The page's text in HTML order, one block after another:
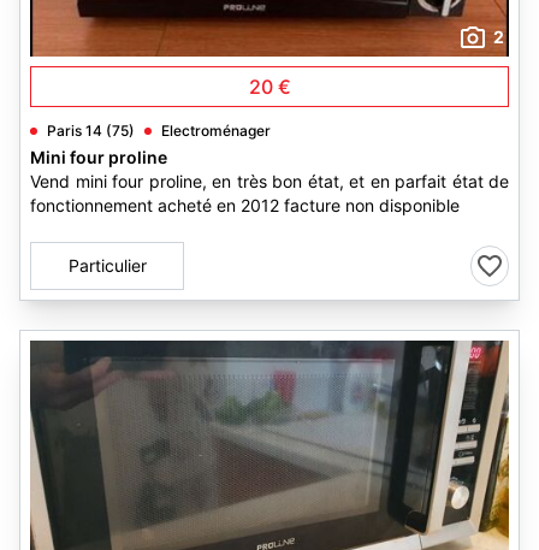
2
20 €
Paris 14 (75) Electroménager
Mini four proline
Vend mini four proline, en très bon état, et en parfait état de
fonctionnement acheté en 2012 facture non disponible
Particulier